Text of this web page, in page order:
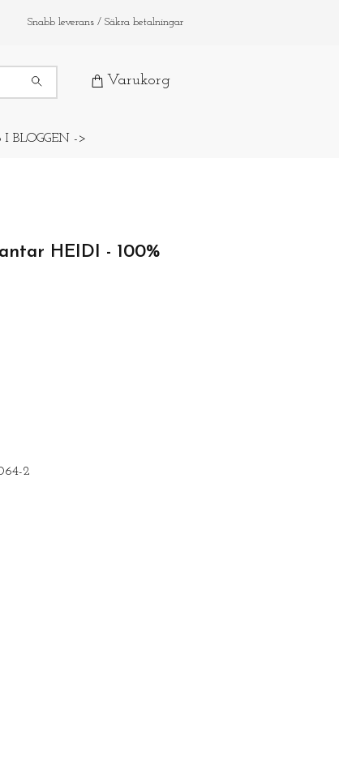
Snabb leverans / Säkra betalningar
Varukorg
I BLOGGEN ->
HEIDI - 100%
2